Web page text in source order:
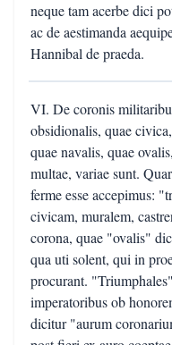
neque tam acerbe dici
ac de aestimanda
Hannibal de praeda.
VI. De coronis
obsidionalis, quae
quae navalis, quae
multae, variae sunt.
ferme esse accepimus:
civicam, muralem,
corona, quae "ovalis"
qua uti solent, qui in
procurant.
imperatoribus ob
dicitur "aurum